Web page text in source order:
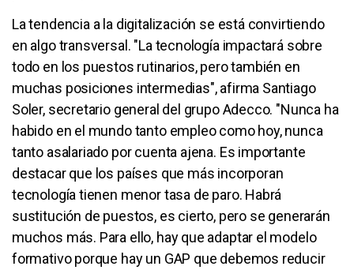
La tendencia a la digitalización se está convirtiendo
en algo transversal. "La tecnología impactará sobre
todo en los puestos rutinarios, pero también en
muchas posiciones intermedias", afirma Santiago
Soler, secretario general del grupo Adecco. "Nunca ha
habido en el mundo tanto empleo como hoy, nunca
tanto asalariado por cuenta ajena. Es importante
destacar que los países que más incorporan
tecnología tienen menor tasa de paro. Habrá
sustitución de puestos, es cierto, pero se generarán
muchos más. Para ello, hay que adaptar el modelo
formativo porque hay un GAP que debemos reducir